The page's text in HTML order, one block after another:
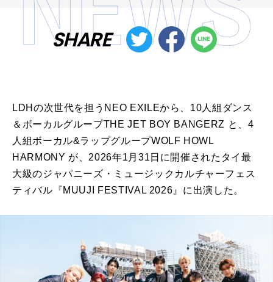
SHARE
LDHの次世代を担うNEO EXILEから、10人組ダンス
＆ボーカルグループTHE JET BOY BANGERZ と、4
人組ボーカル&ラップグループWOLF HOWL
HARMONY が、2026年1月31日に開催されたタイ最
大級のジャパニーズ・ミュージックカルチャーフェス
ティバル『MUUJI FESTIVAL 2026』に出演した。